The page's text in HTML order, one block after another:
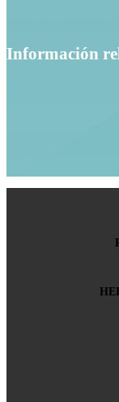
Información